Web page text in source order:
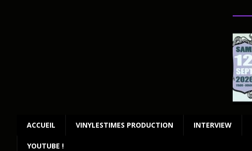
ACCUEIL VINYLESTIMES PRODUCTION INTERVIEW
YOUTUBE !